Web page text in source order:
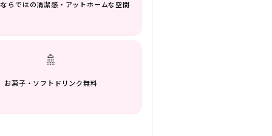
らではの清潔感・アットホームな空間
🚿
お菓子・ソフトドリンク無料